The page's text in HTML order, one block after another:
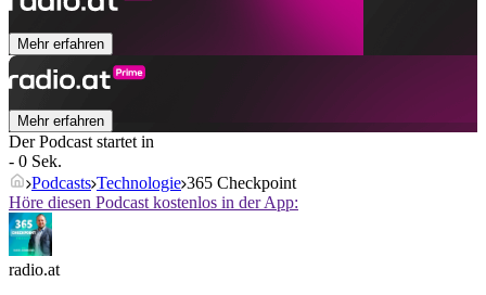
Mehr erfahren
Mehr erfahren
Der Podcast startet in
- 0 Sek.
Podcasts Technologie 365 Checkpoint
Höre diesen Podcast kostenlos in der App:
radio.at